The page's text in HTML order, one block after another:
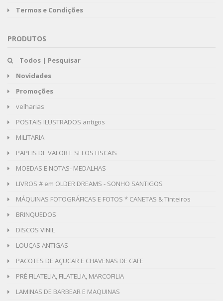
Termos e Condições
PRODUTOS
Todos | Pesquisar
Novidades
Promoções
velharias
POSTAIS ILUSTRADOS antigos
MILITARIA
PAPEIS DE VALOR E SELOS FISCAIS
MOEDAS E NOTAS- MEDALHAS
LIVROS # em OLDER DREAMS - SONHO SANTIGOS
MÁQUINAS FOTOGRÁFICAS E FOTOS * CANETAS & Tinteiros
BRINQUEDOS
DISCOS VINIL
LOUÇAS ANTIGAS
PACOTES DE AÇUCAR E CHAVENAS DE CAFE
PRÉ FILATELIA, FILATELIA, MARCOFILIA
LAMINAS DE BARBEAR E MAQUINAS